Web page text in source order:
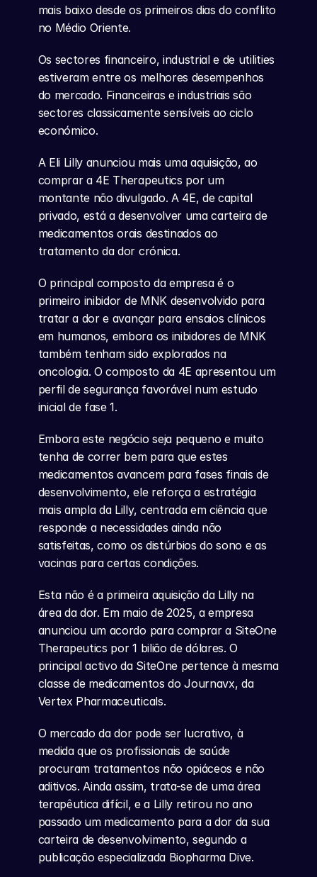
mais baixo desde os primeiros dias do conflito
no Médio Oriente.
Os sectores financeiro, industrial e de utilities
estiveram entre os melhores desempenhos
do mercado. Financeiras e industriais são
sectores classicamente sensíveis ao ciclo
económico.
A Eli Lilly anunciou mais uma aquisição, ao
comprar a 4E Therapeutics por um
montante não divulgado. A 4E, de capital
privado, está a desenvolver uma carteira de
medicamentos orais destinados ao
tratamento da dor crónica.
O principal composto da empresa é o
primeiro inibidor de MNK desenvolvido para
tratar a dor e avançar para ensaios clínicos
em humanos, embora os inibidores de MNK
também tenham sido explorados na
oncologia. O composto da 4E apresentou um
perfil de segurança favorável num estudo
inicial de fase 1.
Embora este negócio seja pequeno e muito
tenha de correr bem para que estes
medicamentos avancem para fases finais de
desenvolvimento, ele reforça a estratégia
mais ampla da Lilly, centrada em ciência que
responde a necessidades ainda não
satisfeitas, como os distúrbios do sono e as
vacinas para certas condições.
Esta não é a primeira aquisição da Lilly na
área da dor. Em maio de 2025, a empresa
anunciou um acordo para comprar a SiteOne
Therapeutics por 1 bilião de dólares. O
principal activo da SiteOne pertence à mesma
classe de medicamentos do Journavx, da
Vertex Pharmaceuticals.
O mercado da dor pode ser lucrativo, à
medida que os profissionais de saúde
procuram tratamentos não opiáceos e não
aditivos. Ainda assim, trata-se de uma área
terapêutica difícil, e a Lilly retirou no ano
passado um medicamento para a dor da sua
carteira de desenvolvimento, segundo a
publicação especializada Biopharma Dive.